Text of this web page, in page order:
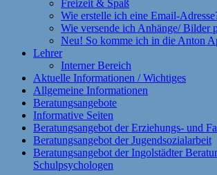
Freizeit & Spaß
Wie erstelle ich eine Email-
Wie versende ich Anhänge/ Bilder
Neu! So komme ich in die Anton
Lehrer
Interner Bereich
Aktuelle Informationen / Wichtiges
Allgemeine Informationen
Beratungsangebote
Informative Seiten
Beratungsangebot der Erziehungs- und
Beratungsangebot der Jugendsozialarbeit
Beratungsangebot der Ingolstädter
Schulpsychologen